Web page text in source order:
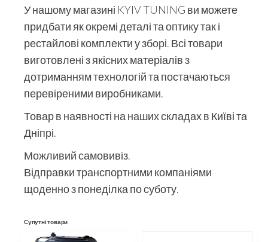
У нашому магазині KYIV TUNING ви можете
придбати як окремі деталі та оптику так і
рестайлові комплекти у зборі. Всі товари
виготовлені з якісних матеріалів з
дотриманням технологій та постачаються
перевіреними виробниками.
Товар в наявності на наших складах в Київі та
Дніпрі.
Можливий самовивіз.
Відправки транспортними компаніями
щоденно з понеділка по суботу.
Супутні товари